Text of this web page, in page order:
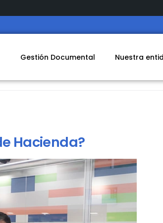
Gestión Documental Nuestra
Hacienda?